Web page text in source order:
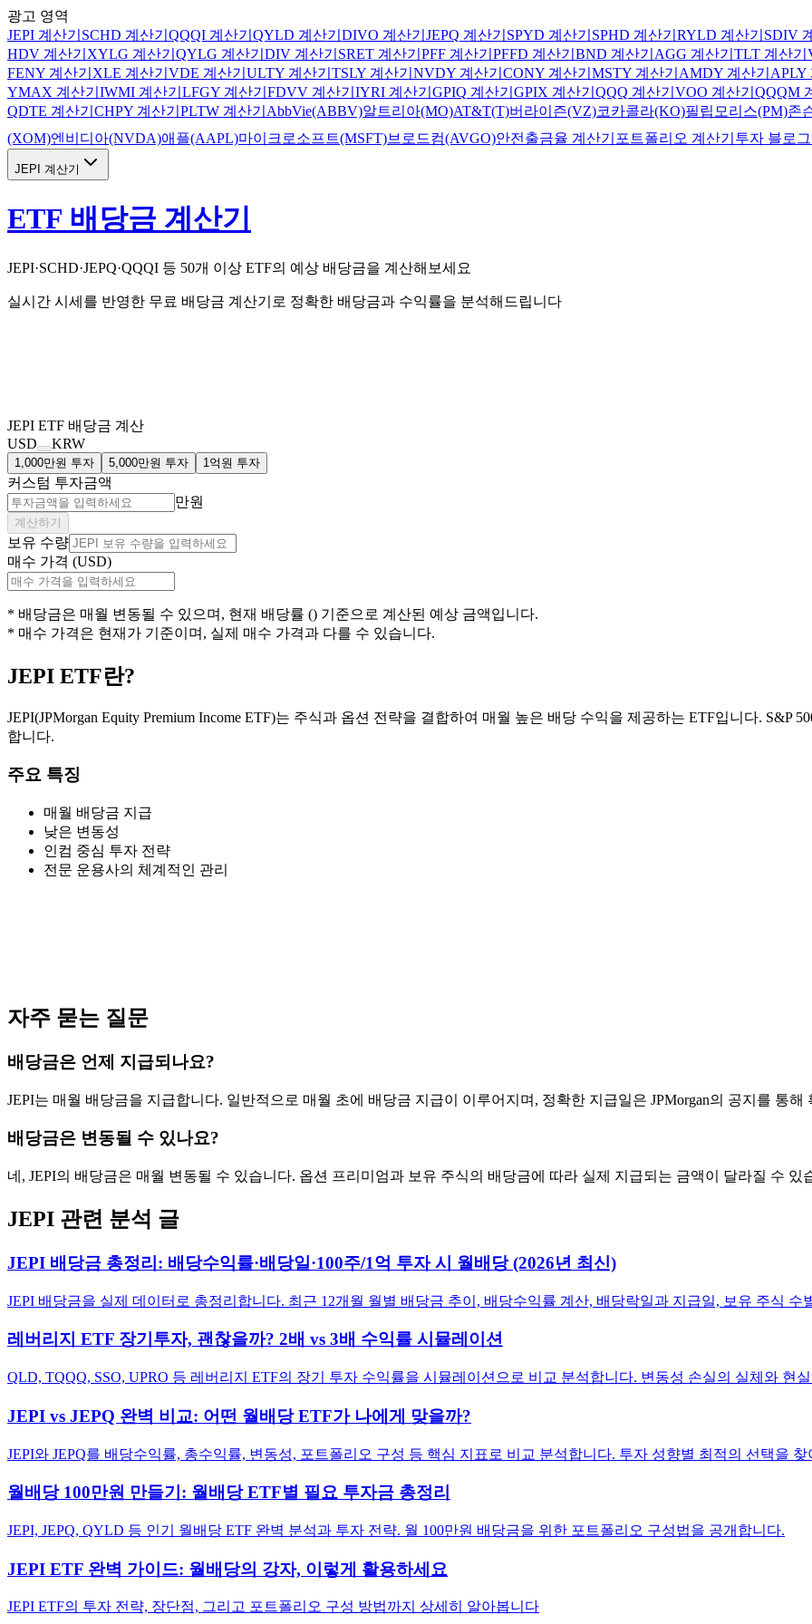
광고 영역
JEPI 계산기 SCHD 계산기 QQQI 계산기 QYLD 계산기 DIVO 계산기 JEPQ 계산기 SPYD 계산기 SPHD 계산기 RYLD 계산기 SDIV
HDV 계산기 XYLG 계산기 QYLG 계산기 DIV 계산기 SRET 계산기 PFF 계산기 PFFD 계산기 BND 계산기 AGG 계산기 TLT 계산기
FENY 계산기 XLE 계산기 VDE 계산기 ULTY 계산기 TSLY 계산기 NVDY 계산기 CONY 계산기 MSTY 계산기 AMDY 계산기 APLY
YMAX 계산기 IWMI 계산기 LFGY 계산기 FDVV 계산기 IYRI 계산기 GPIQ 계산기 GPIX 계산기 QQQ 계산기 VOO 계산기 QQQM
QDTE 계산기 CHPY 계산기 PLTW 계산기 AbbVie(ABBV)알트리아(MO)AT&T(T)버라이즌(VZ)코카콜라(KO)필립모리스(PM)존
(XOM)엔비디아(NVDA)애플(AAPL)마이크로소프트(MSFT)브로드컴(AVGO)안전출금율 계산기 포트폴리오 계산기 투자 블로그
JEPI 계산기
ETF 배당금 계산기
JEPI·SCHD·JEPQ·QQQI 등 50개 이상 ETF의 예상 배당금을 계산해보세요
실시간 시세를 반영한 무료 배당금 계산기로 정확한 배당금과 수익률을 분석해드립니다
JEPI ETF 배당금 계산
USD
KRW
1,000만원 투자 5,000만원 투자 1억원 투자
커스텀 투자금액
만원
계산하기
보유 수량
매수 가격 (USD)
* 배당금은 매월 변동될 수 있으며, 현재 배당률 () 기준으로 계산된 예상 금액입니다.
* 매수 가격은 현재가 기준이며, 실제 매수 가격과 다를 수 있습니다.
JEPI ETF란?
JEPI(JPMorgan Equity Premium Income ETF)는 주식과 옵션 전략을 결합하여 매월 높은 배당 수익을 제공하는 ETF입니다.
합니다.
주요 특징
매월 배당금 지급
낮은 변동성
인컴 중심 투자 전략
전문 운용사의 체계적인 관리
자주 묻는 질문
배당금은 언제 지급되나요?
JEPI는 매월 배당금을 지급합니다. 일반적으로 매월 초에 배당금 지급이 이루어지며, 정확한 지급일은 JPMorgan의 공지를 통해
배당금은 변동될 수 있나요?
네, JEPI의 배당금은 매월 변동될 수 있습니다. 옵션 프리미엄과 보유 주식의 배당금에 따라 실제 지급되는 금액이 달라질 수 있
JEPI 관련 분석 글
JEPI 배당금 총정리: 배당수익률·배당일·100주/1억 투자 시 월배당 (2026년 최신)
JEPI 배당금을 실제 데이터로 총정리합니다. 최근 12개월 월별 배당금 추이, 배당수익률 계산, 배당락일과 지급일, 보유 주식
레버리지 ETF 장기투자, 괜찮을까? 2배 vs 3배 수익률 시뮬레이션
QLD, TQQQ, SSO, UPRO 등 레버리지 ETF의 장기 투자 수익률을 시뮬레이션으로 비교 분석합니다. 변동성 손실의 실체와 현
JEPI vs JEPQ 완벽 비교: 어떤 월배당 ETF가 나에게 맞을까?
JEPI와 JEPQ를 배당수익률, 총수익률, 변동성, 포트폴리오 구성 등 핵심 지표로 비교 분석합니다. 투자 성향별 최적의 선택을 찾
월배당 100만원 만들기: 월배당 ETF별 필요 투자금 총정리
JEPI, JEPQ, QYLD 등 인기 월배당 ETF 완벽 분석과 투자 전략. 월 100만원 배당금을 위한 포트폴리오 구성법을 공개합니다.
JEPI ETF 완벽 가이드: 월배당의 강자, 이렇게 활용하세요
JEPI ETF의 투자 전략, 장단점, 그리고 포트폴리오 구성 방법까지 상세히 알아봅니다